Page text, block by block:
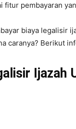
pembayaran
biaya legalisir
caranya? Berikut
Ijazah